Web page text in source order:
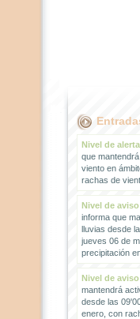
Nivel de
que
viento en
rachas de
Nivel de
informa que
lluvias desde
jueves 06 de
precipitación
Nivel de
mantendrá
desde las
enero, con